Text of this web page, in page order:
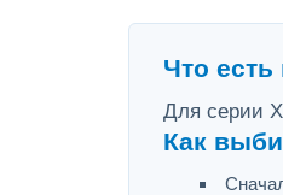
Что есть
Для серии
Как